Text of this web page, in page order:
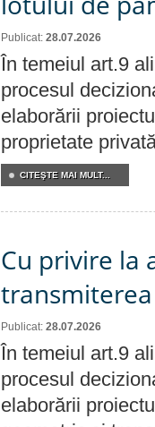
Publicat: 28.07.2026
În temeiul art.9
procesul
elaborării
proprietate
CITEŞTE MAI MULT...
Cu privire la
Publicat: 28.07.2026
În temeiul art.9
procesul
elaborării